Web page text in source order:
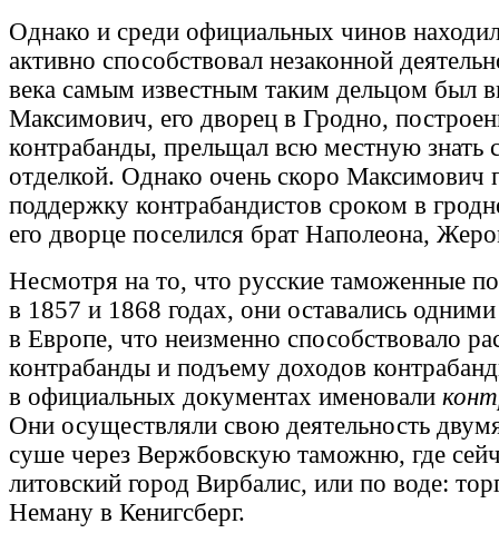
Однако и среди официальных чинов
активно способствовал незаконной
века самым известным таким дельцом был
Максимович, его дворец в Гродно,
контрабанды, прельщал всю местную знать
отделкой. Однако очень скоро Максимович
поддержку контрабандистов сроком в
его дворце поселился брат Наполеона,
Несмотря на то, что русские таможенные
в 1857 и 1868 годах, они оставались
в Европе, что неизменно способствовало
контрабанды и подъему доходов
в официальных документах именовали
Они осуществляли свою деятельность
суше через Вержбовскую таможню, где
литовский город Вирбалис, или по воде:
Неману в Кенигсберг.